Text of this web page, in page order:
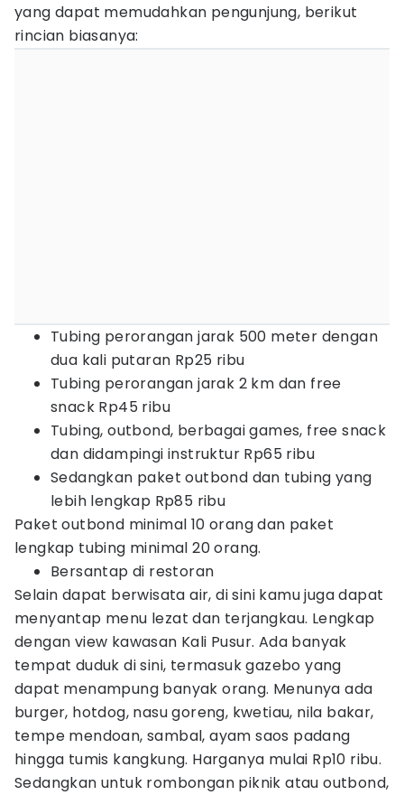
yang dapat memudahkan pengunjung, berikut
rincian biasanya:
Tubing perorangan jarak 500 meter dengan
dua kali putaran Rp25 ribu
Tubing perorangan jarak 2 km dan free
snack Rp45 ribu
Tubing, outbond, berbagai games, free snack
dan didampingi instruktur Rp65 ribu
Sedangkan paket outbond dan tubing yang
lebih lengkap Rp85 ribu
Paket outbond minimal 10 orang dan paket
lengkap tubing minimal 20 orang.
Bersantap di restoran
Selain dapat berwisata air, di sini kamu juga dapat
menyantap menu lezat dan terjangkau. Lengkap
dengan view kawasan Kali Pusur. Ada banyak
tempat duduk di sini, termasuk gazebo yang
dapat menampung banyak orang. Menunya ada
burger, hotdog, nasu goreng, kwetiau, nila bakar,
tempe mendoan, sambal, ayam saos padang
hingga tumis kangkung. Harganya mulai Rp10 ribu.
Sedangkan untuk rombongan piknik atau outbond,